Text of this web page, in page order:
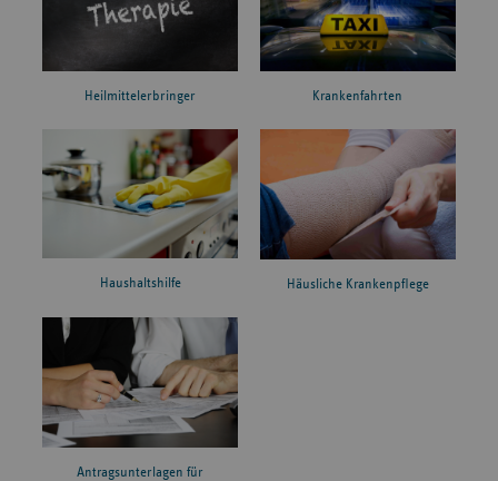
Heilmittelerbringer Krankenfahrten
Haushaltshilfe Häusliche Krankenpflege
Antragsunterlagen für